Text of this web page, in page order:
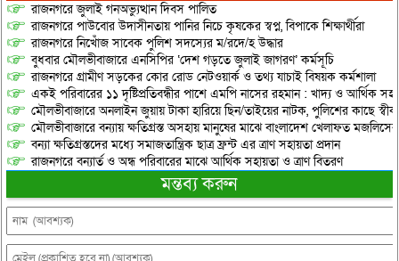
রাজনগরে জুলাই গনঅভ্যুত্থান দিবস পালিত
রাজনগরে পাউবোর উদাসীনতায় পানির নিচে কৃষকের স্বপ্ন, বিপাকে শিক্ষার্থীরা
রাজনগরে নিখোঁজ সাবেক পুলিশ সদস্যের ম/রদে/হ উদ্ধার
বুধবার মৌলভীবাজারে এনসিপির ‘দেশ গড়তে জুলাই জাগরণ’ কর্মসূচি
রাজনগরে গ্রামীণ সড়কের কোর রোড নেটওয়ার্ক ও তথ্য যাচাই বিষয়ক কর্মশালা
একই পরিবারের ১১ দৃষ্টিপ্রতিবন্ধীর পাশে এমপি নাসের রহমান : খাদ্য ও আর্থিক
মৌলভীবাজারে অনলাইন জুয়ায় টাকা হারিয়ে ছিন/তাইয়ের নাটক, পুলিশের কাছে
মৌলভীবাজারে বন্যায় ক্ষতিগ্রস্ত অসহায় মানুষের মাঝে বাংলাদেশ খেলাফত মজলিসের
বন্যা ক্ষতিগ্রস্তদের মধ্যে সমাজতান্ত্রিক ছাত্র ফ্রন্ট এর ত্রাণ সহায়তা প্রদান
রাজনগরে বন্যার্ত ও অন্ধ পরিবারের মাঝে আর্থিক সহায়তা ও ত্রাণ বিতরণ
মন্তব্য করুন